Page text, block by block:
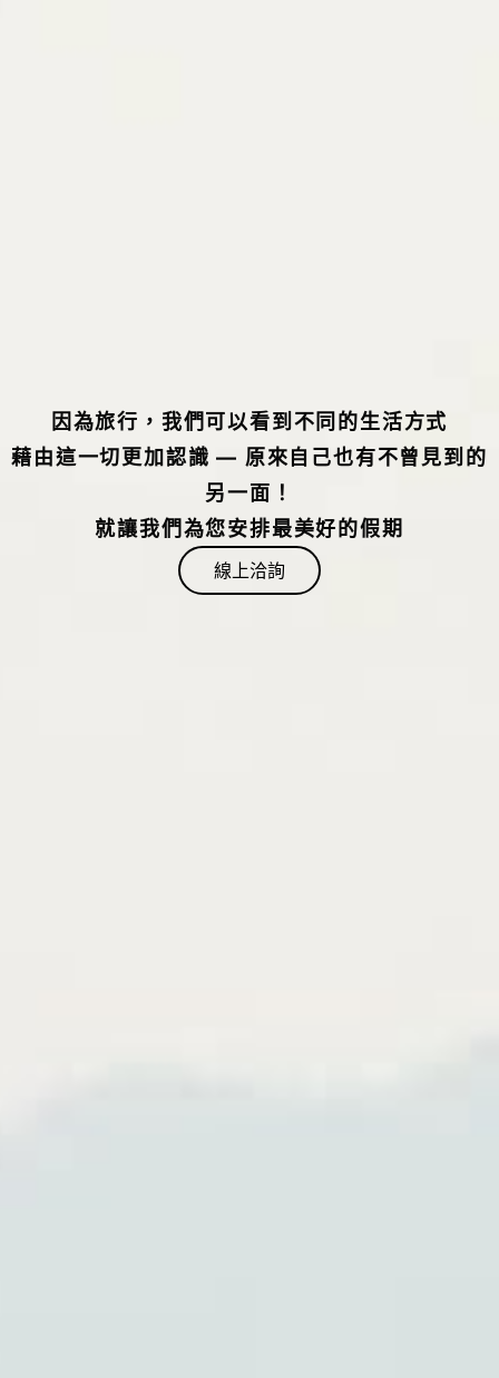
因為旅行，我們可以看到不同的生活方式
藉由這一切更加認識 — 原來自己也有不曾見到的
另一面！
就讓我們為您安排最美好的假期
線上洽詢